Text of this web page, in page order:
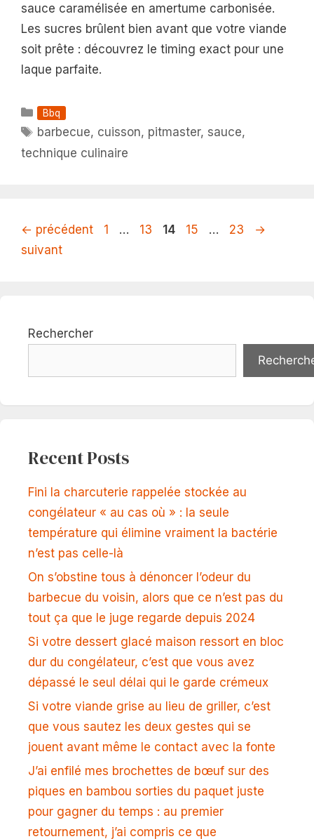
sauce caramélisée en amertume carbonisée.
Les sucres brûlent bien avant que votre viande
soit prête : découvrez le timing exact pour une
laque parfaite.
Catégories
Bbq
Étiquettes
barbecue, cuisson, pitmaster, sauce,
technique culinaire
← précédent Page
1 … Page
13 Page
14 Page
15 … Page
23
→
suivant
Rechercher
Recent Posts
Fini la charcuterie rappelée stockée au
congélateur « au cas où » : la seule
température qui élimine vraiment la bactérie
n’est pas celle-là
On s’obstine tous à dénoncer l’odeur du
barbecue du voisin, alors que ce n’est pas du
tout ça que le juge regarde depuis 2024
Si votre dessert glacé maison ressort en bloc
dur du congélateur, c’est que vous avez
dépassé le seul délai qui le garde crémeux
Si votre viande grise au lieu de griller, c’est
que vous sautez les deux gestes qui se
jouent avant même le contact avec la fonte
J’ai enfilé mes brochettes de bœuf sur des
piques en bambou sorties du paquet juste
pour gagner du temps : au premier
retournement, j’ai compris ce que